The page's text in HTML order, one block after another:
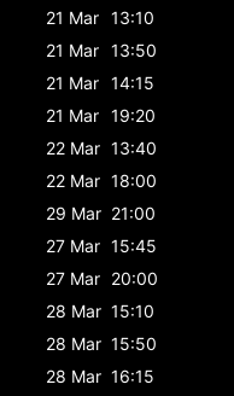
21 Mar 13:10
21 Mar 13:50
21 Mar 14:15
21 Mar 19:20
22 Mar 13:40
22 Mar 18:00
29 Mar 21:00
27 Mar 15:45
27 Mar 20:00
28 Mar 15:10
28 Mar 15:50
28 Mar 16:15